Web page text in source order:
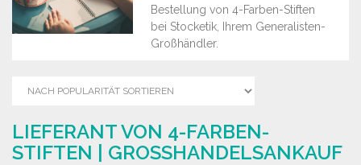
Bestellung von 4-Farben-Stiften
bei Stocketik, Ihrem Generalisten-
Großhändler.
LIEFERANT VON 4-FARBEN-
STIFTEN | GROSSHANDELSANKAUF